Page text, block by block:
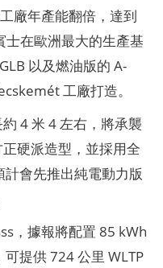
廠年產能翻倍，達到
在歐洲最大的生產基
以及燃油版的 A-
工廠打造。
4 米 4 左右，將承襲
硬派造型，並採用全
會先推出純電動力版
，據報將配置 85 kWh
提供 724 公里 WLTP